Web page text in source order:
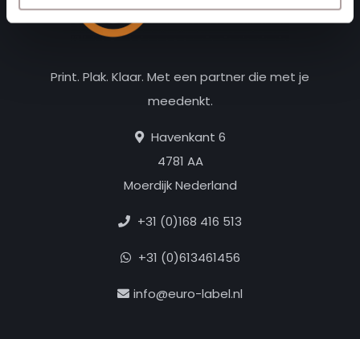
Print. Plak. Klaar. Met een partner die met je
meedenkt.
Havenkant 6
4781 AA
Moerdijk Nederland
+31 (0)168 416 513
+31 (0)613461456
info@euro-label.nl